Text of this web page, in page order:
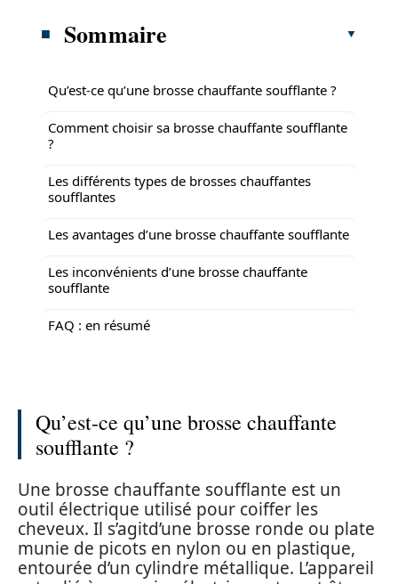
Sommaire
Qu’est-ce qu’une brosse chauffante soufflante ?
Comment choisir sa brosse chauffante soufflante
?
Les différents types de brosses chauffantes
soufflantes
Les avantages d’une brosse chauffante soufflante
Les inconvénients d’une brosse chauffante
soufflante
FAQ : en résumé
Qu’est-ce qu’une brosse chauffante
soufflante ?
Une brosse chauffante soufflante est un
outil électrique utilisé pour coiffer les
cheveux. Il s’agitd’une brosse ronde ou plate
munie de picots en nylon ou en plastique,
entourée d’un cylindre métallique. L’appareil